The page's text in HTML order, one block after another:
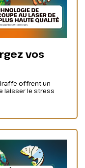
vos
offrent un
laisser le stress